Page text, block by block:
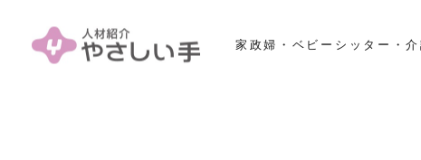
家政婦・ベビーシッター・